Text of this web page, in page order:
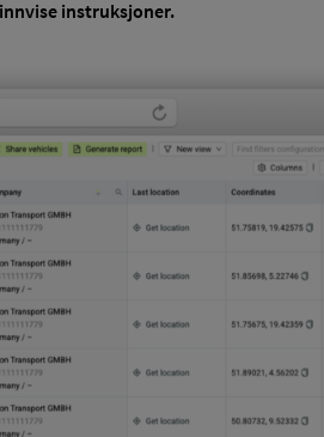
instruksjoner.